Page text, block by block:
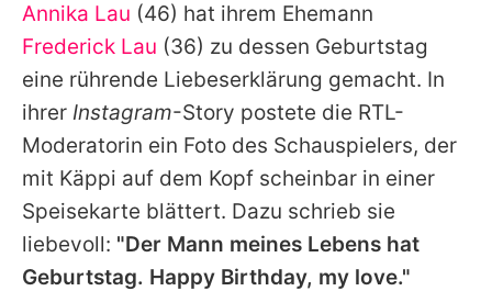
Alle Themen auf Promiflash
Jobs
App runterladen
Team
Redaktionelle Richtlinien
Impressum
Annika Lau (46) hat ihrem Ehemann
Frederick Lau (36) zu dessen Geburtstag
eine rührende Liebeserklärung gemacht. In
ihrer Instagram-Story postete die RTL-
Moderatorin ein Foto des Schauspielers, der
mit Käppi auf dem Kopf scheinbar in einer
Speisekarte blättert. Dazu schrieb sie
liebevoll: "Der Mann meines Lebens hat
Geburtstag. Happy Birthday, my love."